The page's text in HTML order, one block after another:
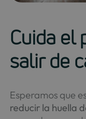
Cuida el
salir de
Esperamos que
reducir la huella